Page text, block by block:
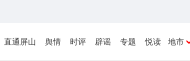
直通屏山 舆情 时评 辟谣 专题 悦读 地市